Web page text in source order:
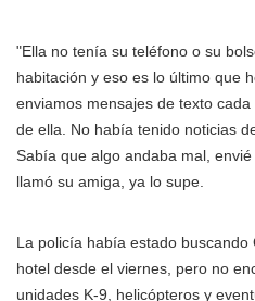
"Ella no tenía su teléfono o su
habitación y eso es lo último que
enviamos mensajes de texto
de ella. No había tenido noticias
Sabía que algo andaba mal,
llamó su amiga, ya lo supe.
La policía había estado
hotel desde el viernes, pero no
unidades K-9, helicópteros y